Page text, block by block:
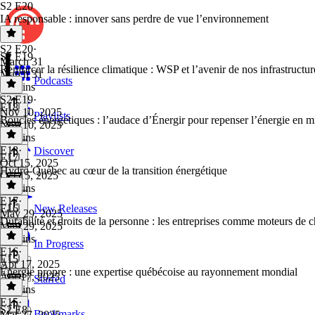
Podcasts
Playlists
Discover
New Releases
In Progress
Starred
S2 E20
IA responsable : innover sans perdre de vue l’environnement
S2 E20·
March 31
March 31
29 mins
S2 E19
Renforcer la résilience climatique : WSP et l’avenir de nos
S2 E19·
Nov 10, 2025
Nov 10, 2025
22 mins
E18
Boucles énergétiques : l’audace d’Énergir pour repenser l’énergie en
E18·
Oct 15, 2025
Oct 15, 2025
25 mins
E17
Hydro-Québec au cœur de la transition énergétique
E17·
May 29, 2025
May 29, 2025
35 mins
E16
Durabilité et droits de la personne : les entreprises comme moteurs de
E16·
Apr 17, 2025
Apr 17, 2025
32 mins
E15
Énergie propre : une expertise québécoise au rayonnement mondial
E15·
S2 E8